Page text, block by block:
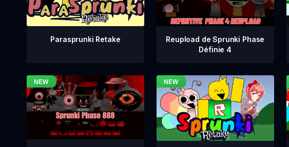
Parasprunki Retake
Reupload de Sprunki Phase
Définie 4